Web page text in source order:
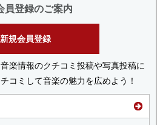
員登録のご案内
新規会員登録
楽情報のクチコミ投稿や写真投稿に
コミして音楽の魅力を広めよう！